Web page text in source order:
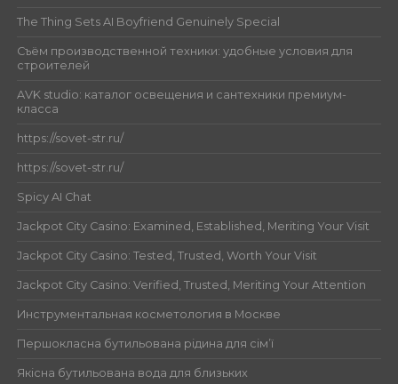
The Thing Sets AI Boyfriend Genuinely Special
Съём производственной техники: удобные условия для
строителей
AVK studio: каталог освещения и сантехники премиум-
класса
https://sovet-str.ru/
https://sovet-str.ru/
Spicy AI Chat
Jackpot City Casino: Examined, Established, Meriting Your Visit
Jackpot City Casino: Tested, Trusted, Worth Your Visit
Jackpot City Casino: Verified, Trusted, Meriting Your Attention
Инструментальная косметология в Москве
Першокласна бутильована рідина для сім’ї
Якісна бутильована вода для близьких